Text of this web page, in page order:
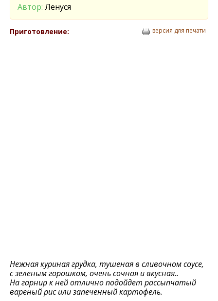
Автор: Ленуся
Приготовление: версия для печати
Нежная куриная грудка, тушеная в сливочном соусе,
с зеленым горошком, очень сочная и вкусная..
На гарнир к ней отлично подойдет рассыпчатый
вареный рис или запеченный картофель.